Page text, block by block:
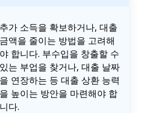
추가 소득을 확보하거나, 대출
금액을 줄이는 방법을 고려해
야 합니다. 부수입을 창출할 수
있는 부업을 찾거나, 대출 날짜
을 연장하는 등 대출 상환 능력
을 높이는 방안을 마련해야 합
니다.